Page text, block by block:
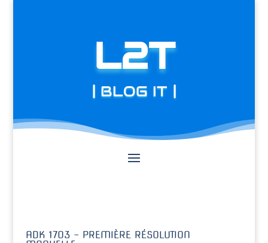
L2T
| BLOG IT |
ADK 1703 – PREMIÈRE RÉSOLUTION